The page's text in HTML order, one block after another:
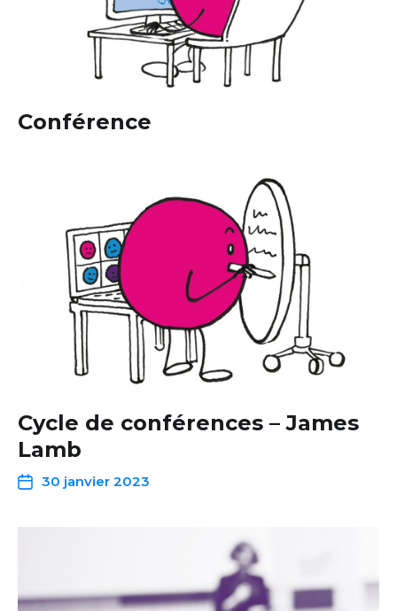
Conférence
Cycle de conférences – James
Lamb
30 janvier 2023